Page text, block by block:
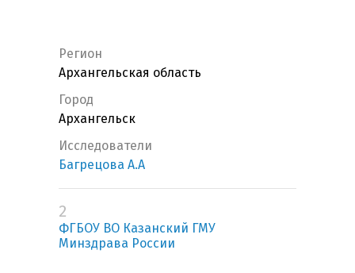
Регион
Архангельская область
Город
Архангельск
Исследователи
Багрецова А.А
2
ФГБОУ ВО Казанский ГМУ
Минздрава России